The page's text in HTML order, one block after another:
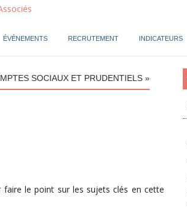
ÉVÉNEMENTS RECRUTEMENT INDICATEURS
SOCIAUX ET PRUDENTIELS »
faire le point sur les sujets clés en cette